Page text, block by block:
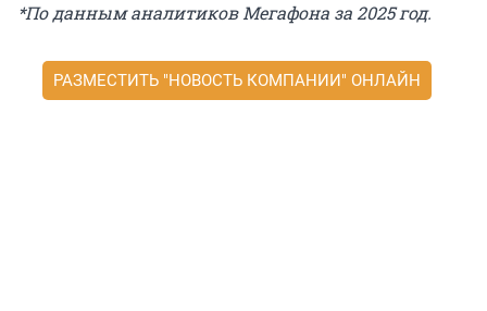
*По данным аналитиков Мегафона за 2025 год.
РАЗМЕСТИТЬ "НОВОСТЬ КОМПАНИИ" ОНЛАЙН